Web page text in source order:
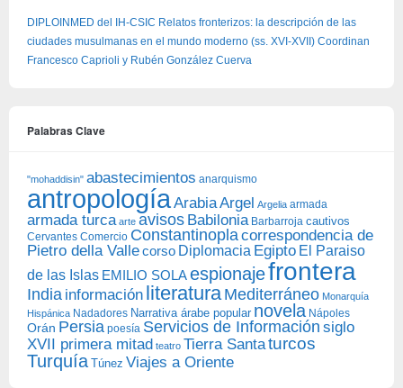
DIPLOINMED del IH-CSIC Relatos fronterizos: la descripción de las
ciudades musulmanas en el mundo moderno (ss. XVI-XVII) Coordinan
Francesco Caprioli y Rubén González Cuerva
Palabras Clave
"mohaddisin" abastecimientos anarquismo
antropologíaArabiaArgel Argelia armada
armada turca arte avisos Babilonia Barbarroja cautivos
Cervantes Comercio Constantinoplacorrespondencia de
Pietro della Vallecorso Diplomacia Egipto El Paraiso
de las Islas EMILIO SOLAespionajefrontera
India información literatura Mediterráneo Monarquía
Hispánica Nadadores Narrativa árabe popular novela Nápoles
Orán Persia poesía Servicios de Información siglo
XVII primera mitad teatro Tierra Santaturcos
Turquía Túnez Viajes a Oriente